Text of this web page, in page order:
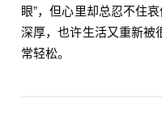
眼”，但心里却总忍不住
深厚，也许生活又重新被
常轻松。